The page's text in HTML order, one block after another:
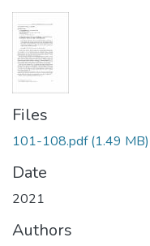
Files
101-108.pdf(1.49 MB)
Date
2021
Authors